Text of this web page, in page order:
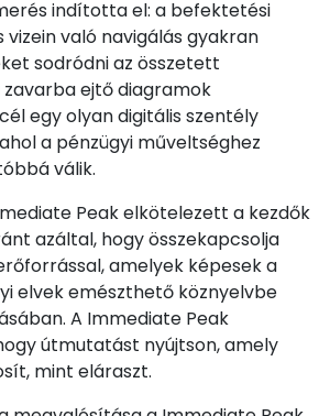
indította el: a befektetési
való navigálás gyakran
sodródni az összetett
ejtő diagramok
egy olyan digitális szentély
a pénzügyi műveltséghez
válik.
Peak elkötelezett a kezdők
azáltal, hogy összekapcsolja
amelyek képesek a
elvek emészthető köznyelvbe
A Immediate Peak
útmutatást nyújtson, amely
mint eláraszt.